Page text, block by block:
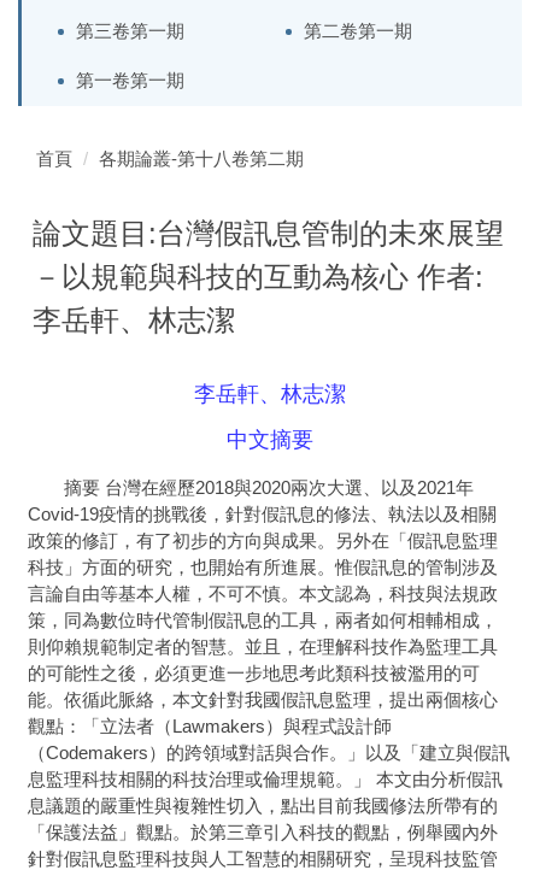
第三卷第一期 第二卷第一期
第一卷第一期
首頁 各期論叢-第十八卷第二期
論文題目:台灣假訊息管制的未來展望
－以規範與科技的互動為核心 作者:
李岳軒、林志潔
李岳軒、林志潔
中文摘要
摘要 台灣在經歷2018與2020兩次大選、以及2021年
Covid-19疫情的挑戰後，針對假訊息的修法、執法以及相關
政策的修訂，有了初步的方向與成果。另外在「假訊息監理
科技」方面的研究，也開始有所進展。惟假訊息的管制涉及
言論自由等基本人權，不可不慎。本文認為，科技與法規政
策，同為數位時代管制假訊息的工具，兩者如何相輔相成，
則仰賴規範制定者的智慧。並且，在理解科技作為監理工具
的可能性之後，必須更進一步地思考此類科技被濫用的可
能。依循此脈絡，本文針對我國假訊息監理，提出兩個核心
觀點：「立法者（Lawmakers）與程式設計師
（Codemakers）的跨領域對話與合作。」以及「建立與假訊
息監理科技相關的科技治理或倫理規範。」 本文由分析假訊
息議題的嚴重性與複雜性切入，點出目前我國修法所帶有的
「保護法益」觀點。於第三章引入科技的觀點，例舉國內外
針對假訊息監理科技與人工智慧的相關研究，呈現科技監管